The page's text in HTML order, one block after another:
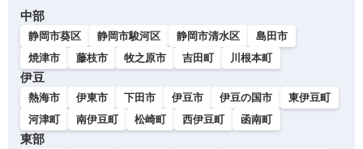
中部
静岡市葵区 静岡市駿河区 静岡市清水区
島田市
焼津市
藤枝市 牧之原市 吉田町 川根本町
伊豆
熱海市 伊東市 下田市 伊豆市 伊豆の国市
東伊豆町
河津町
南伊豆町 松崎町 西伊豆町 函南町
東部